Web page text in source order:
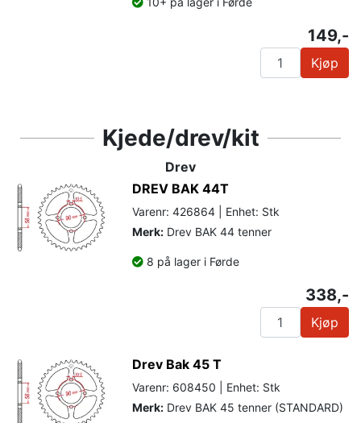
149,-
Kjøp
Kjede/drev/kit
Drev
DREV BAK 44T
Varenr: 426864 | Enhet: Stk
Merk: Drev BAK 44 tenner
8 på lager i Førde
338,-
Kjøp
Drev Bak 45 T
Varenr: 608450 | Enhet: Stk
Merk: Drev BAK 45 tenner (STANDARD)